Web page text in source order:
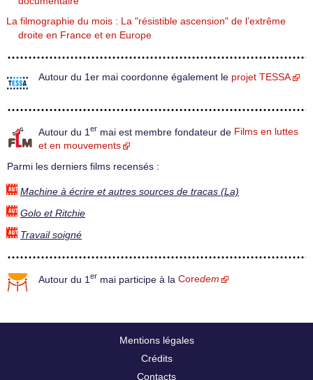
La filmographie du mois : La "résistible ascension" de l’extrême
droite en France et en Europe
Autour du 1er mai coordonne également le projet TESSA
Autour du 1 er mai est membre fondateur de Films en luttes
et en mouvements
Parmi les derniers films recensés :
Machine à écrire et autres sources de tracas (La)
Golo et Ritchie
Travail soigné
Autour du 1 er mai participe à la Coredem
Mentions légales
Crédits
Contacts